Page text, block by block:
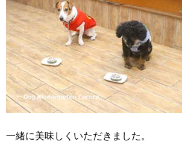
一緒に美味しくいただきました。